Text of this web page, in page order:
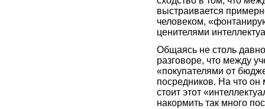
выстраивается
человеком,
ценителями
Общаясь не столь
разговоре, что между
«покупателями от
посредников. На что он
стоит этот
накормить так много